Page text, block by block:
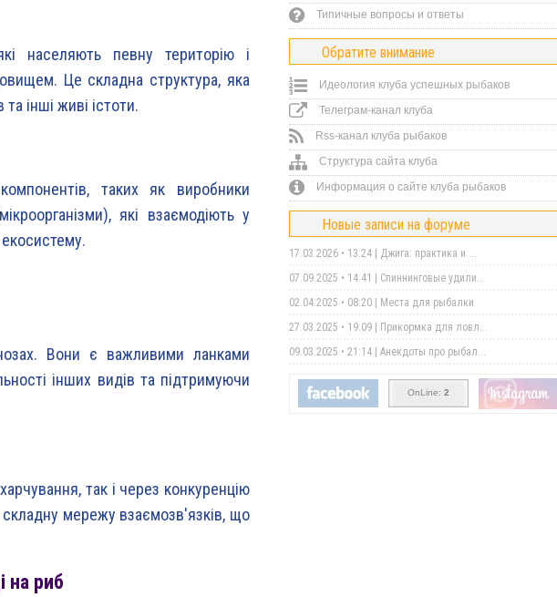
населяють певну територію і
Це складна структура, яка
інші живі істоти.
таких як виробники
які взаємодіють у
Вони є важливими ланками
інших видів та підтримуючи
так і через конкуренцію
мережу взаємозв'язків, що
на риб
Типичные вопросы и ответы
Обратите внимание
Идеология клуба успешных рыбаков
Телеграм-канал клуба
Rss-канал клуба рыбаков
Структура сайта клуба
Информация о сайте клуба рыбаков
Новые записи на форуме
17.03.2026 • 13:24 | Джига: практика и ...
07.09.2025 • 14:41 | Спиннинговые удили...
02.04.2025 • 08:20 |
Места для рыбалки
27.03.2025 • 19:09 |
Прикормка для ловл...
09.03.2025 • 21:14 | Анекдоты про рыбал...
OnLine: 2